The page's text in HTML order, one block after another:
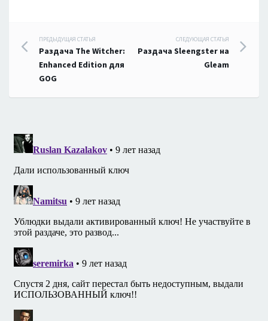
Навигация
по
записям
ПРЕДЫДУЩАЯ СТАТЬЯ
Раздача The Witcher:
Enhanced Edition для
GOG
СЛЕДУЮЩАЯ СТАТЬЯ
Раздача Sleengster на
Gleam